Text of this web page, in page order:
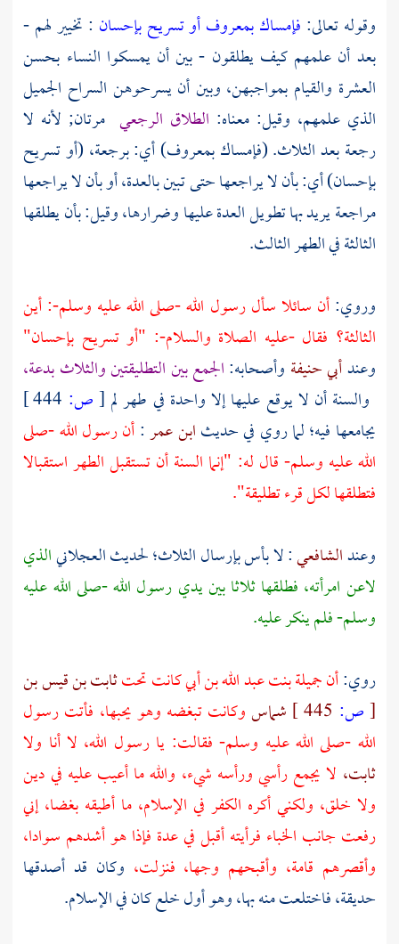
وقوله تعالى: فإمساك بمعروف أو تسريح بإحسان : تخيير لهم -
بعد أن علمهم كيف يطلقون - بين أن يمسكوا النساء بحسن
العشرة والقيام بمواجبهن، وبين أن يسرحوهن السراح الجميل
الذي علمهم، وقيل: معناه: الطلاق الرجعي مرتان; لأنه لا
رجعة بعد الثلاث. (فإمساك بمعروف) أي: برجعة، (أو تسريح
بإحسان) أي: بأن لا يراجعها حتى تبين بالعدة، أو بأن لا يراجعها
مراجعة يريد بها تطويل العدة عليها وضرارها، وقيل: بأن يطلقها
الثالثة في الطهر الثالث.
وروي:أن سائلا سأل رسول الله -صلى الله عليه وسلم-: أين
الثالثة؟ فقال -عليه الصلاة والسلام-: "أو تسريح بإحسان"
وعندأبي حنيفة وأصحابه:الجمع بين التطليقتين والثلاث بدعة،
والسنة أن لا يوقع عليها إلا واحدة في طهر لم [ص:
يجامعها فيه؛ لما روي في حديثابن عمر:أن رسول الله -صلى
الله عليه وسلم- قال له: "إنما السنة أن تستقبل الطهر استقبالا
فتطلقها لكل قرء تطليقة".
وعندالشافعي: لا بأس بإرسال الثلاث؛ لحديثالعجلانيالذي
لاعن امرأته، فطلقها ثلاثا بين يدي رسول الله -صلى الله عليه
وسلم- فلم ينكر عليه.
روي:أنجميلة بنت عبد الله بن أبيكانت تحتثابت بن قيس بن
[ص: شماسوكانت تبغضه وهو يحبها، فأتت رسول
الله -صلى الله عليه وسلم- فقالت: يا رسول الله، لا أنا ولا
ثابت، لا يجمع رأسي ورأسه شيء، والله ما أعيب عليه في دين
ولا خلق، ولكني أكره الكفر في الإسلام، ما أطيقه بغضا، إني
رفعت جانب الخباء فرأيته أقبل في عدة فإذا هو أشدهم سوادا،
وأقصرهم قامة، وأقبحهم وجها، فنزلت، وكان قد أصدقها
حديقة، فاختلعت منه بها، وهو أول خلع كان في الإسلام.